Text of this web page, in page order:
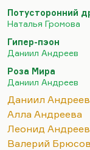
Андреев
было не просто
мог много раз
поколению,
ровесник
Штейнберга.
переводы, либо
всю жизнь в
что контекст
метафизики
Потусторонний
Наталья Громова
Гипер-пэон
Даниил Андреев
Роза Мира
Даниил Андреев
Даниил Андреев
Алла Андреева
Леонид Андреев
Валерий Брюсов